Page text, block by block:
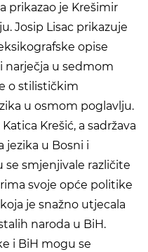
prikazao je Krešimir
Josip Lisac prikazuje
opise
narječja u sedmom
o stilističkim
u osmom poglavlju.
Krešić, a sadržava
jezika u Bosni i
se smjenjivale različite
svoje opće politike
je snažno utjecala
naroda u BiH.
i BiH mogu se